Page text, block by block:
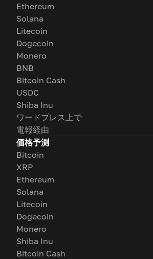
Ethereum
Solana
Litecoin
Dogecoin
Monero
BNB
Bitcoin Cash
USDC
Shiba Inu
ワードプレス上で
電報経由
価格予測
Bitcoin
XRP
Ethereum
Solana
Litecoin
Dogecoin
Monero
Shiba Inu
Bitcoin Cash